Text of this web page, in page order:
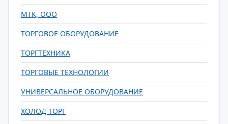
МТК, ООО
ТОРГОВОЕ ОБОРУДОВАНИЕ
ТОРГТЕХНИКА
ТОРГОВЫЕ ТЕХНОЛОГИИ
УНИВЕРСАЛЬНОЕ ОБОРУДОВАНИЕ
ХОЛОД ТОРГ